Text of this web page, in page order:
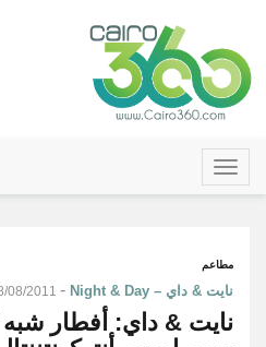
مطاعم
نايت & داي – Night & Day -
نايت & داي: أفطار